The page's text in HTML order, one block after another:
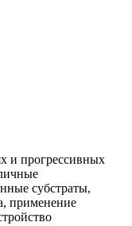
и прогрессивных
субстраты,
применение